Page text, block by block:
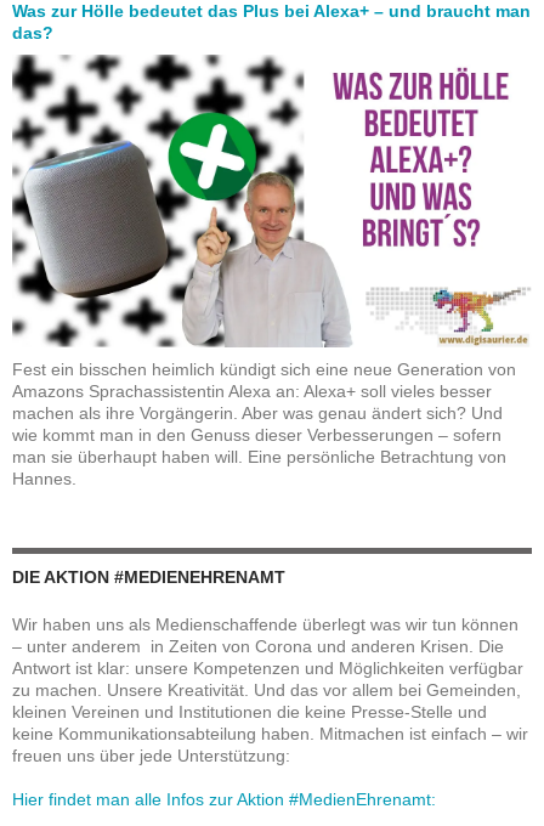
Was zur Hölle bedeutet das Plus bei Alexa+ – und braucht man
das?
Fest ein bisschen heimlich kündigt sich eine neue Generation von
Amazons Sprachassistentin Alexa an: Alexa+ soll vieles besser
machen als ihre Vorgängerin. Aber was genau ändert sich? Und
wie kommt man in den Genuss dieser Verbesserungen – sofern
man sie überhaupt haben will. Eine persönliche Betrachtung von
Hannes.
DIE AKTION #MEDIENEHRENAMT
Wir haben uns als Medienschaffende überlegt was wir tun können
– unter anderem in Zeiten von Corona und anderen Krisen. Die
Antwort ist klar: unsere Kompetenzen und Möglichkeiten verfügbar
zu machen. Unsere Kreativität. Und das vor allem bei Gemeinden,
kleinen Vereinen und Institutionen die keine Presse-Stelle und
keine Kommunikationsabteilung haben. Mitmachen ist einfach – wir
freuen uns über jede Unterstützung:
Hier findet man alle Infos zur Aktion #MedienEhrenamt: